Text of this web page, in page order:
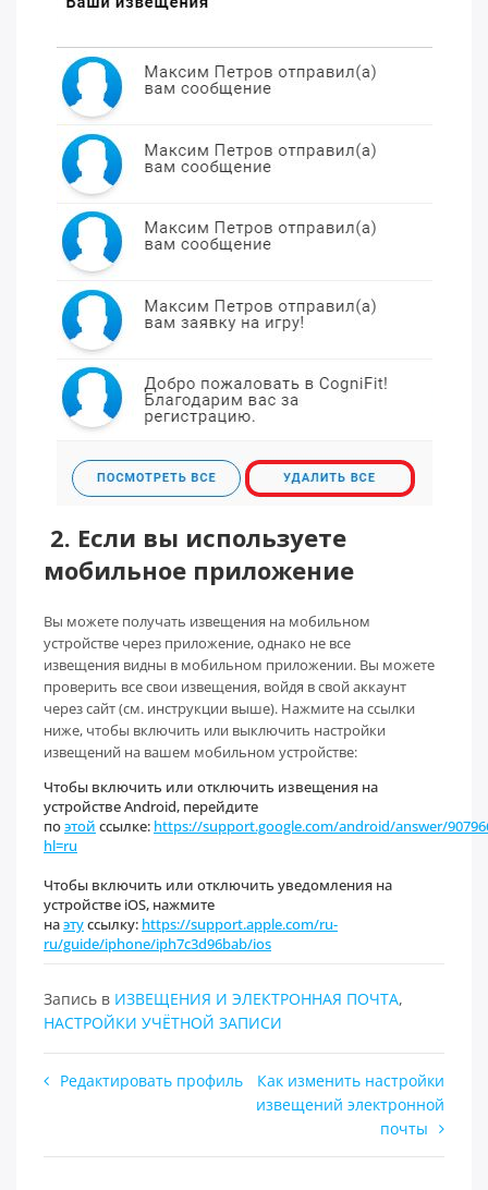
2. Если вы используете
мобильное приложение
Вы можете получать извещения на мобильном
устройстве через приложение, однако не все
извещения видны в мобильном приложении. Вы можете
проверить все свои извещения, войдя в свой аккаунт
через сайт (см. инструкции выше). Нажмите на ссылки
ниже, чтобы включить или выключить настройки
извещений на вашем мобильном устройстве:
Чтобы включить или отключить извещения на
устройстве Android, перейдите
поэтой ссылке: https://support.google.com/android/answer/
hl=ru
Чтобы включить или отключить уведомления на
устройстве iOS, нажмите
наэтуссылку: https://support.apple.com/ru-
ru/guide/iphone/iph7c3d96bab/ios
Запись в ИЗВЕЩЕНИЯ И ЭЛЕКТРОННАЯ ПОЧТА,
НАСТРОЙКИ УЧЁТНОЙ ЗАПИСИ
Навигация
записям
Редактировать профиль
Как изменить настройки
извещений электронной
почты